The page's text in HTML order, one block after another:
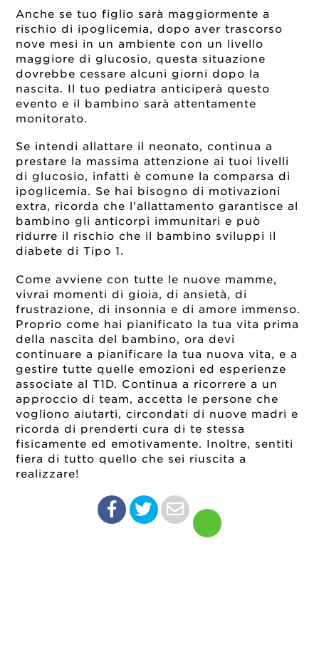
Anche se tuo figlio sarà maggiormente a
rischio di ipoglicemia, dopo aver trascorso
nove mesi in un ambiente con un livello
maggiore di glucosio, questa situazione
dovrebbe cessare alcuni giorni dopo la
nascita. Il tuo pediatra anticiperà questo
evento e il bambino sarà attentamente
monitorato.
Se intendi allattare il neonato, continua a
prestare la massima attenzione ai tuoi livelli
di glucosio, infatti è comune la comparsa di
ipoglicemia. Se hai bisogno di motivazioni
extra, ricorda che l’allattamento garantisce al
bambino gli anticorpi immunitari e può
ridurre il rischio che il bambino sviluppi il
diabete di Tipo 1.
Come avviene con tutte le nuove mamme,
vivrai momenti di gioia, di ansietà, di
frustrazione, di insonnia e di amore immenso.
Proprio come hai pianificato la tua vita prima
della nascita del bambino, ora devi
continuare a pianificare la tua nuova vita, e a
gestire tutte quelle emozioni ed esperienze
associate al T1D. Continua a ricorrere a un
approccio di team, accetta le persone che
vogliono aiutarti, circondati di nuove madri e
ricorda di prenderti cura di te stessa
fisicamente ed emotivamente. Inoltre, sentiti
fiera di tutto quello che sei riuscita a
realizzare!